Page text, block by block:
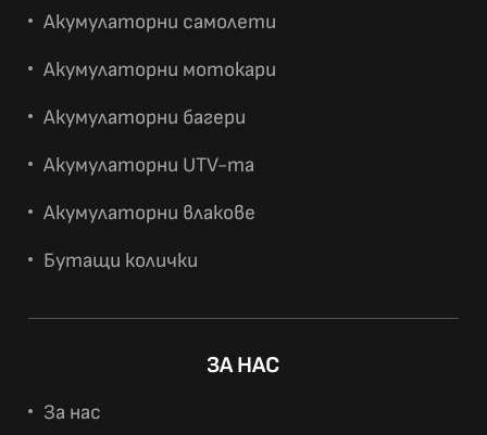
Акумулаторни самолети
Акумулаторни мотокари
Акумулаторни багери
Акумулаторни UTV-та
Акумулаторни влакове
Бутащи колички
ЗА НАС
За нас